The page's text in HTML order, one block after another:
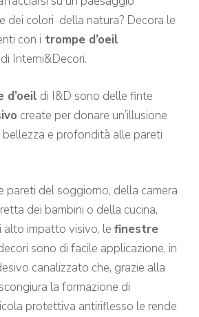
dei colori della natura? Decora le
con i trompe d’oeil
di Interni&Decori.
d’oeil di I&D sono delle finte
create per donare un’illusione
e profondità alle pareti
pareti del soggiorno, della camera
dei bambini o della cucina,
alto impatto visivo, le finestre
sono di facile applicazione, in
canalizzato che, grazie alla
la formazione di
protettiva antiriflesso le rende